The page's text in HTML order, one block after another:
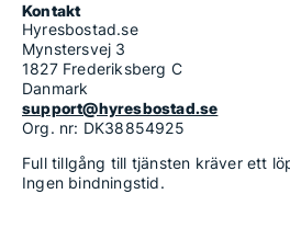
Kontakt
Hyresbostad.se
Mynstersvej 3
1827 Frederiksberg C
Danmark
support@hyresbostad.se
Org. nr: DK38854925
Full tillgång till tjänsten kräver ett
Ingen bindningstid.